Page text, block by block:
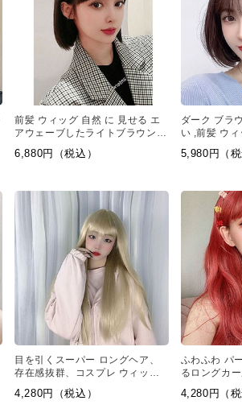
前髪 ウィッグ 自然 に 見せる エ
アウェーブしたライトブラウンの
ストレートボブウィッグです。軽
めで抜け感のぱっつん 前髪、一
6,880円（税込）
ダーク ブラ
い ,前髪 ウ
5,980円（税
目を引くスーパー ロングヘア、
存在感抜群、コスプレ ウィッグ
4,280円（税込）
ふわふわ パ
るロングカ
い華やかさも
4,280円（税